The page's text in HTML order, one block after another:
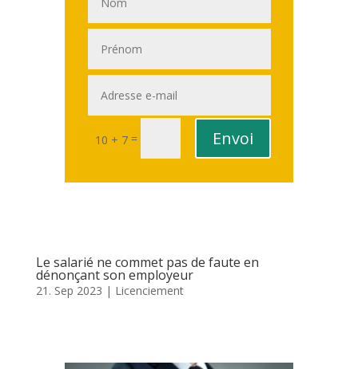
10 + 7= Envoi
Le salarié ne commet pas de faute en
dénonçant son employeur
21. Sep 2023 | Licenciement